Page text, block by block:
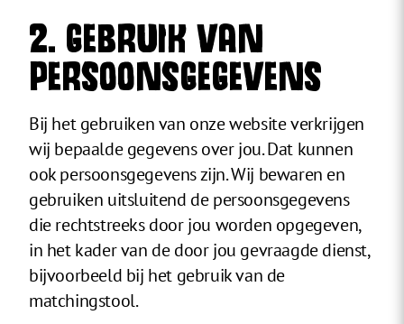
2. GEBRUIK VAN
PERSOONSGEGEVENS
Bij het gebruiken van onze website verkrijgen
wij bepaalde gegevens over jou. Dat kunnen
ook persoonsgegevens zijn. Wij bewaren en
gebruiken uitsluitend de persoonsgegevens
die rechtstreeks door jou worden opgegeven,
in het kader van de door jou gevraagde dienst,
bijvoorbeeld bij het gebruik van de
matchingstool.